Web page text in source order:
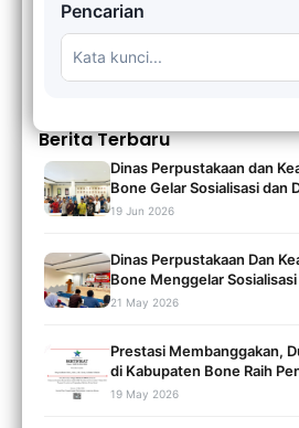
Pencarian
Berita Terbaru
Dinas Perpustakaan dan
Bone Gelar Sosialisasi dan
Kuno Tahun 2026
19 Jun 2026
Dinas Perpustakaan Dan
Bone Menggelar
Akreditasi Perpustakaan
21 May 2026
Prestasi Membanggakan,
di Kabupaten Bone Raih
Perpusnas RI pada
19 May 2026